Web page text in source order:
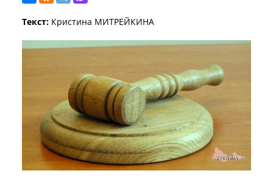
Текст: Кристина МИТРЕЙКИНА